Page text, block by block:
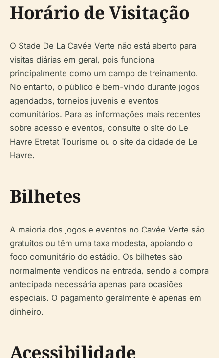
Horário de Visitação
O Stade De La Cavée Verte não está aberto para
visitas diárias em geral, pois funciona
principalmente como um campo de treinamento.
No entanto, o público é bem-vindo durante jogos
agendados, torneios juvenis e eventos
comunitários. Para as informações mais recentes
sobre acesso e eventos, consulte o site do Le
Havre Etretat Tourisme ou o site da cidade de Le
Havre.
Bilhetes
A maioria dos jogos e eventos no Cavée Verte são
gratuitos ou têm uma taxa modesta, apoiando o
foco comunitário do estádio. Os bilhetes são
normalmente vendidos na entrada, sendo a compra
antecipada necessária apenas para ocasiões
especiais. O pagamento geralmente é apenas em
dinheiro.
Acessibilidade